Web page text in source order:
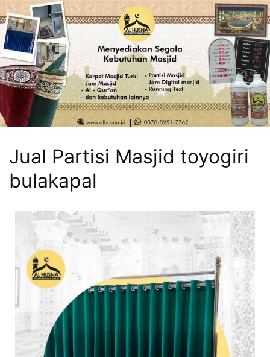
Jual Partisi Masjid toyogiri
bulakapal